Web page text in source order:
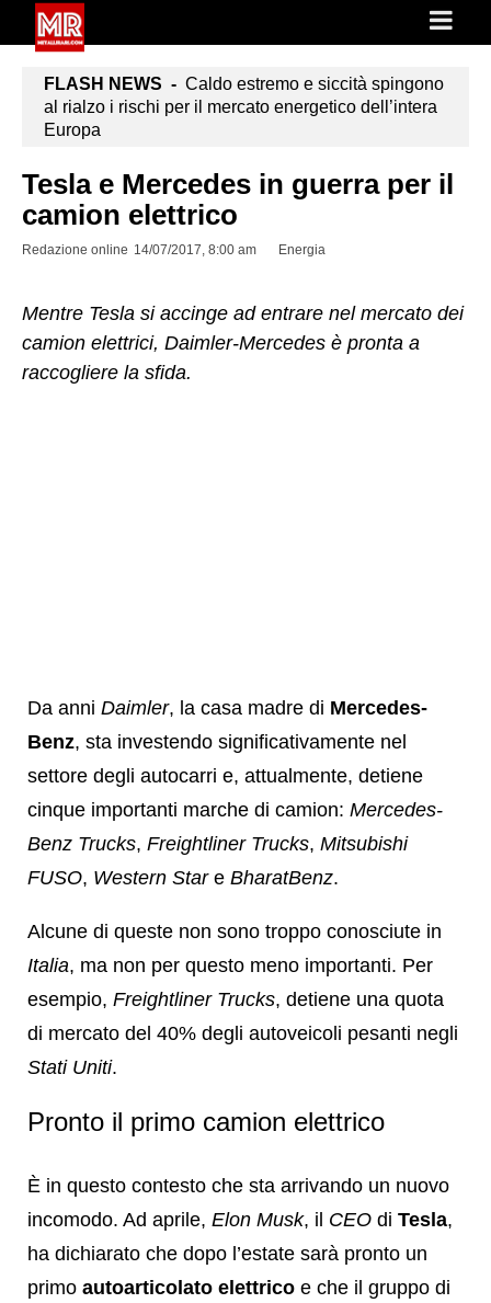
FLASH NEWS - Caldo estremo e siccità spingono
al rialzo i rischi per il mercato energetico dell’intera
Europa
Tesla e Mercedes in guerra per il
camion elettrico
Redazione online 14/07/2017, 8:00 am Energia
Mentre Tesla si accinge ad entrare nel mercato dei
camion elettrici, Daimler-Mercedes è pronta a
raccogliere la sfida.
Da anni Daimler, la casa madre di Mercedes-
Benz, sta investendo significativamente nel
settore degli autocarri e, attualmente, detiene
cinque importanti marche di camion: Mercedes-
Benz Trucks, Freightliner Trucks, Mitsubishi
FUSO, Western Stare BharatBenz.
Alcune di queste non sono troppo conosciute in
Italia, ma non per questo meno importanti. Per
esempio, Freightliner Trucks, detiene una quota
di mercato del 40% degli autoveicoli pesanti negli
Stati Uniti.
Pronto il primo camion elettrico
È in questo contesto che sta arrivando un nuovo
incomodo. Ad aprile, Elon Musk, il CEO di Tesla,
ha dichiarato che dopo l’estate sarà pronto un
primo autoarticolato elettrico e che il gruppo di